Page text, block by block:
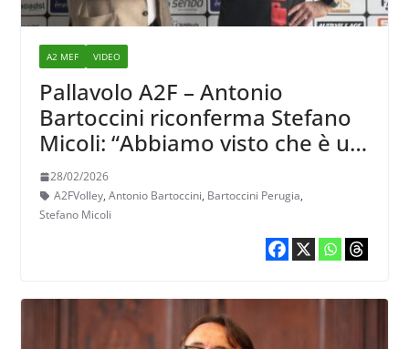
A2 MEF VIDEO
Pallavolo A2F – Antonio
Bartoccini riconferma Stefano
Micoli: “Abbiamo visto che è un
tecnico preparato, giusto per il
nostro progetto futuro”
28/02/2026
A2FVolley, Antonio Bartoccini, Bartoccini Perugia,
Stefano Micoli